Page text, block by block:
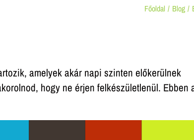
Főoldal Blog
amelyek akár napi szinten előkerülnek
hogy ne érjen felkészületlenül. Ebben